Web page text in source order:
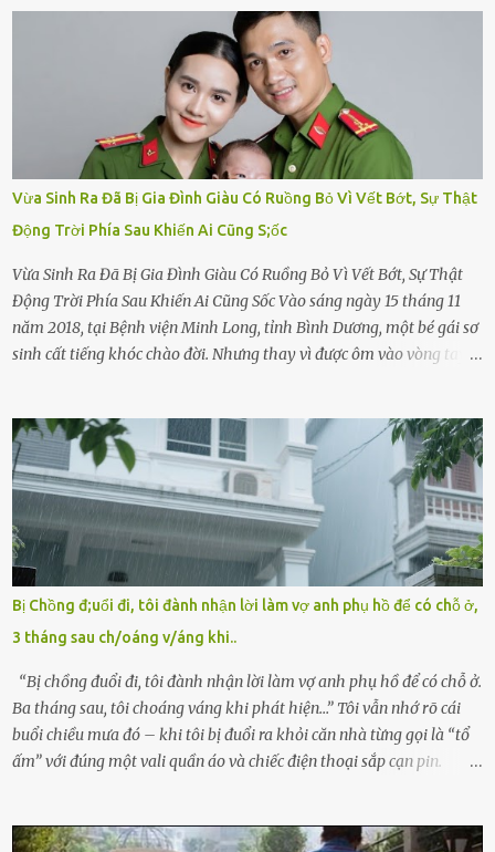
Vừa Sinh Ra Đã Bị Gia Đình Giàu Có Ruồng Bỏ Vì Vết Bớt, Sự Thật
Động Trời Phía Sau Khiến Ai Cũng S;ốc
Vừa Sinh Ra Đã Bị Gia Đình Giàu Có Ruồng Bỏ Vì Vết Bớt, Sự Thật
Động Trời Phía Sau Khiến Ai Cũng Sốc Vào sáng ngày 15 tháng 11
năm 2018, tại Bệnh viện Minh Long, tỉnh Bình Dương, một bé gái sơ
sinh cất tiếng khóc chào đời. Nhưng thay vì được ôm vào vòng tay
hảo, địa vị cao sang của ông Trần Quốc Tùng xem như điềm gở. Ông
Tùng, một doanh nhân quyền lực có tiếng ở Bình Dương, cùng vợ là
bà Đỗ Thị Nga, lập tức ra quyết định nhẫn tâm: bỏ lại đứa trẻ. Họ
viện cớ “không đủ khả năng nuôi dưỡng” và ký vào giấy từ chối
quyền giám hộ, yêu cầu bệnh viện xử lý bé như một trường hợp bị
bỏ rơi. Trong khi ấy, con gái ruột của họ – Trần Lệ Mi – vẫn đang
mê man sau sinh, hoàn toàn không hay biết chuyện gì xảy ra.
Thiếu úy Nguyễn Thị Mai, một nữ cảnh sát công tác tại địa phương,
tình cờ chứng kiến giây phút bé bị đưa đi trong lặng lẽ. Nét mặt đỏ
hỏn, bàn tay bé xíu co quắp, ...
Bị Chồng đ;uổi đi, tôi đành nhận lời làm vợ anh phụ hồ để có chỗ ở,
3 tháng sau ch/oáng v/áng khi..
“Bị chồng đuổi đi, tôi đành nhận lời làm vợ anh phụ hồ để có chỗ ở.
Ba tháng sau, tôi choáng váng khi phát hiện…” Tôi vẫn nhớ rõ cái
buổi chiều mưa đó – khi tôi bị đuổi ra khỏi căn nhà từng gọi là “tổ
ấm” với đúng một vali quần áo và chiếc điện thoại sắp cạn pin.
cưới cô để có con. Không phải để nuôi một cái thân bất tài chỉ biết